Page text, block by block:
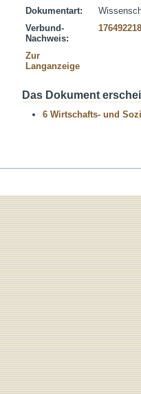
Dokumentart:
Verbund-
Nachweis:
Zur
Langanzeige
Das Dokument
6 Wirtschafts- und